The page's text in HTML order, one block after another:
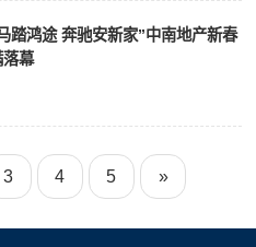
踏鸿途 奔驰安新家”中南地产新春
落幕
3 4 5 »